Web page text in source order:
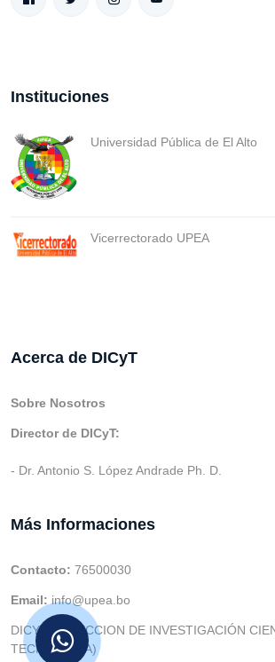
Instituciones
Universidad Pública de El Alto
Vicerrectorado UPEA
Acerca de DICyT
Sobre Nosotros
Director de DICyT:
- Dr. Antonio S. López Andrade Ph. D.
Más Informaciones
Contacto: 76500030
Email: info@upea.bo
DICYT (DIRECCION DE INVESTIGACIÓN
TECNOLOGIA)